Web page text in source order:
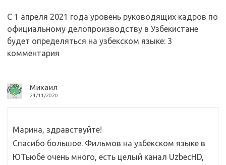
n
i
k
o
k
в
и
т
С 1 апреля 2021 года уровень руководящих кадров по
официальному делопроизводству в Узбекистане
будет определяться на узбекском языке: 3
комментария
Михаил
24/11/2020
Марина, здравствуйте!
Спасибо большое. Фильмов на узбекском языке в
ЮТьюбе очень много, есть целый канал UzbecHD,